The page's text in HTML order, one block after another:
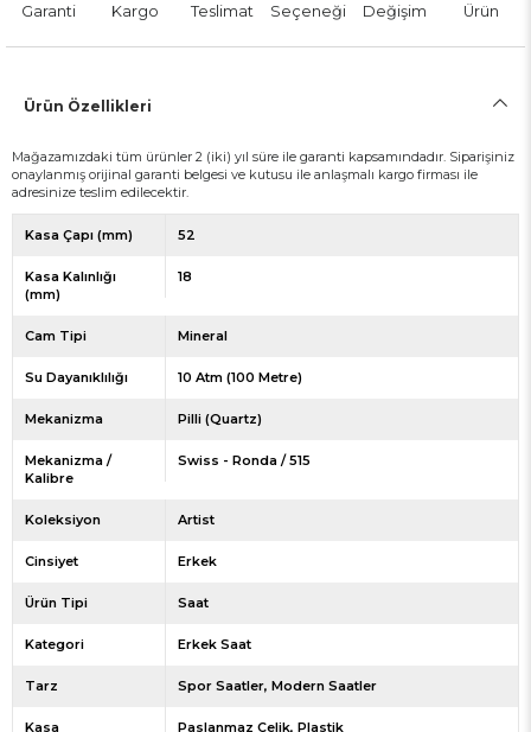
Garanti
Kargo
Teslimat
Seçeneği
Değişim
Ürün
Ürün Özellikleri
Mağazamızdaki tüm ürünler 2 (iki) yıl süre ile garanti kapsamındadır. Siparişiniz
onaylanmış orijinal garanti belgesi ve kutusu ile anlaşmalı kargo firması ile
adresinize teslim edilecektir.
Kasa Çapı (mm) 52
Kasa Kalınlığı
(mm)
18
Cam Tipi Mineral
Su Dayanıklılığı 10 Atm (100 Metre)
Mekanizma Pilli (Quartz)
Mekanizma /
Kalibre
Swiss - Ronda / 515
Koleksiyon Artist
Cinsiyet Erkek
Ürün Tipi Saat
Kategori Erkek Saat
Tarz Spor Saatler Modern Saatler
Kasa Paslanmaz Çelik Plastik